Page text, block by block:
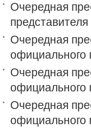
Очередная
Очередная
официального
Очередная
официального
Очередная
официального